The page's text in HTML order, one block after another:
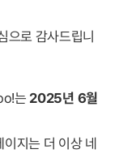
로 감사드립니
는 2025년 6월
지는 더 이상 네